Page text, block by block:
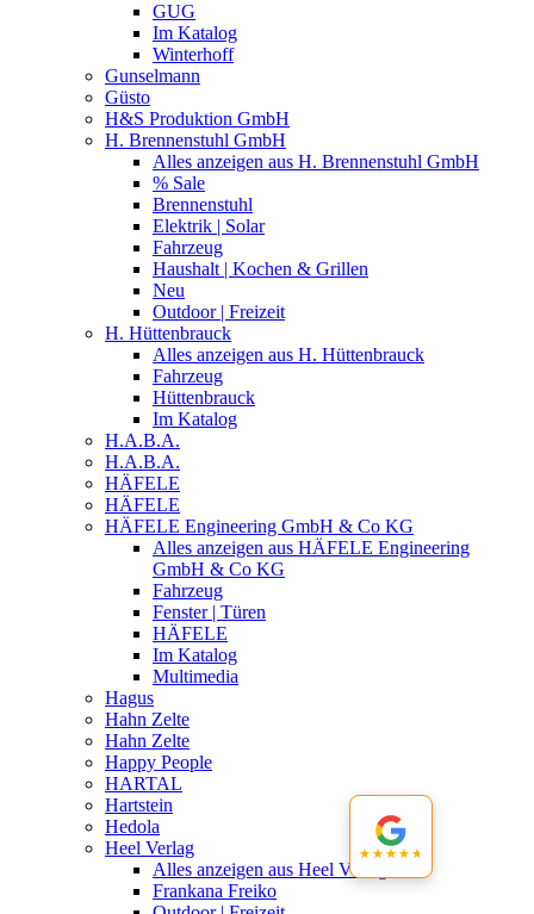
GUG
Im Katalog
Winterhoff
Gunselmann
Güsto
H&S Produktion GmbH
H. Brennenstuhl GmbH
Alles anzeigen aus H. Brennenstuhl GmbH
% Sale
Brennenstuhl
Elektrik | Solar
Fahrzeug
Haushalt | Kochen & Grillen
Neu
Outdoor | Freizeit
H. Hüttenbrauck
Alles anzeigen aus H. Hüttenbrauck
Fahrzeug
Hüttenbrauck
Im Katalog
H.A.B.A.
H.A.B.A.
HÄFELE
HÄFELE
HÄFELE Engineering GmbH & Co KG
Alles anzeigen aus HÄFELE Engineering
GmbH & Co KG
Fahrzeug
Fenster | Türen
HÄFELE
Im Katalog
Multimedia
Hagus
Hahn Zelte
Hahn Zelte
Happy People
HARTAL
Hartstein
Hedola
Heel Verlag
Alles anzeigen aus Heel Verlag
Frankana Freiko
★★★★★
★★★★★